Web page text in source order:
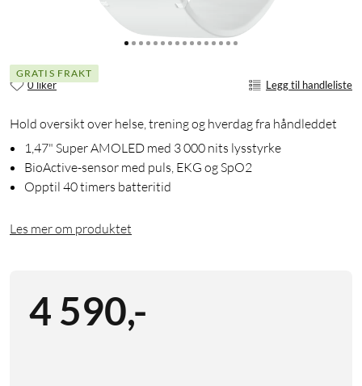
GRATIS FRAKT
0 liker Legg til handleliste
Hold oversikt over helse, trening og hverdag fra håndleddet
1,47" Super AMOLED med 3 000 nits lysstyrke
BioActive-sensor med puls, EKG og SpO2
Opptil 40 timers batteritid
Les mer om produktet
4 590,-